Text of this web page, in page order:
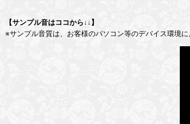
【サンプル音はココから↓↓】
※サンプル音質は、お客様のパソコン等のデバイス環境